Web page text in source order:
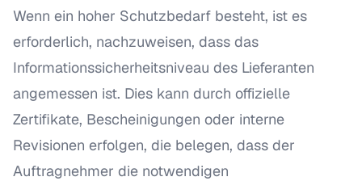
Wenn ein hoher Schutzbedarf besteht, ist es
erforderlich, nachzuweisen, dass das
Informationssicherheitsniveau des Lieferanten
angemessen ist. Dies kann durch offizielle
Zertifikate, Bescheinigungen oder interne
Revisionen erfolgen, die belegen, dass der
Auftragnehmer die notwendigen